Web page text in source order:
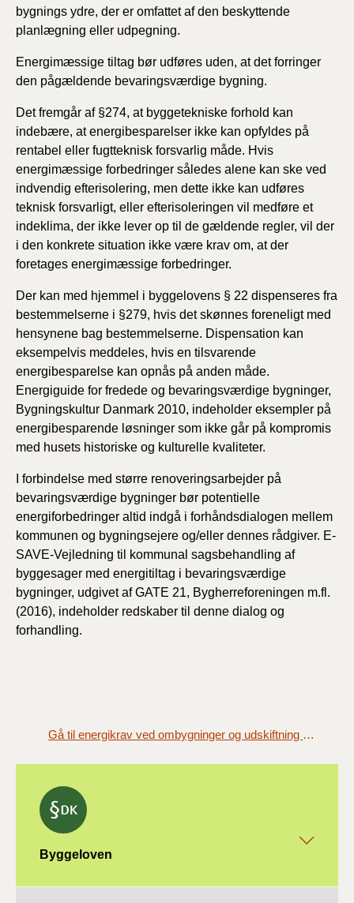
bygnings ydre, der er omfattet af den beskyttende
planlægning eller udpegning.
Energimæssige tiltag bør udføres uden, at det forringer
den pågældende bevaringsværdige bygning.
Det fremgår af §274, at byggetekniske forhold kan
indebære, at energibesparelser ikke kan opfyldes på
rentabel eller fugtteknisk forsvarlig måde. Hvis
energimæssige forbedringer således alene kan ske ved
indvendig efterisolering, men dette ikke kan udføres
teknisk forsvarligt, eller efterisoleringen vil medføre et
indeklima, der ikke lever op til de gældende regler, vil der
i den konkrete situation ikke være krav om, at der
foretages energimæssige forbedringer.
Der kan med hjemmel i byggelovens § 22 dispenseres fra
bestemmelserne i §279, hvis det skønnes foreneligt med
hensynene bag bestemmelserne. Dispensation kan
eksempelvis meddeles, hvis en tilsvarende
energibesparelse kan opnås på anden måde.
Energiguide for fredede og bevaringsværdige bygninger,
Bygningskultur Danmark 2010, indeholder eksempler på
energibesparende løsninger som ikke går på kompromis
med husets historiske og kulturelle kvaliteter.
I forbindelse med større renoveringsarbejder på
bevaringsværdige bygninger bør potentielle
energiforbedringer altid indgå i forhåndsdialogen mellem
kommunen og bygningsejere og/eller dennes rådgiver. E-
SAVE-Vejledning til kommunal sagsbehandling af
byggesager med energitiltag i bevaringsværdige
bygninger, udgivet af GATE 21, Bygherreforeningen m.fl.
(2016), indeholder redskaber til denne dialog og
forhandling.
Gå til energikrav ved ombygninger og udskiftning af bygningsdele - fredede bygninger (§ 278)
Byggeloven